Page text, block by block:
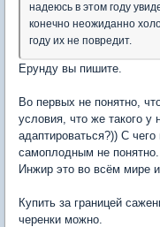
надеюсь в этом году
конечно неожиданно
году их не повредит.
Ерунду вы пишите.
Во первых не понятно,
условия, что же такого
адаптироваться?)) С
самоплодным не понятно.
Инжир это во всём мире
Купить за границей
черенки можно.